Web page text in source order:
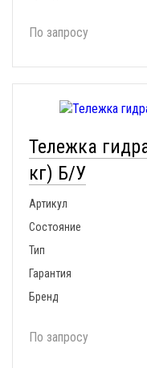
По запросу
Тележка
кг) Б/У
Артикул
Состояние
Тип
Гарантия
Бренд
По запросу